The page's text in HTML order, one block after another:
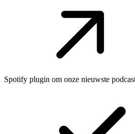
Spotify plugin om onze nieuwste